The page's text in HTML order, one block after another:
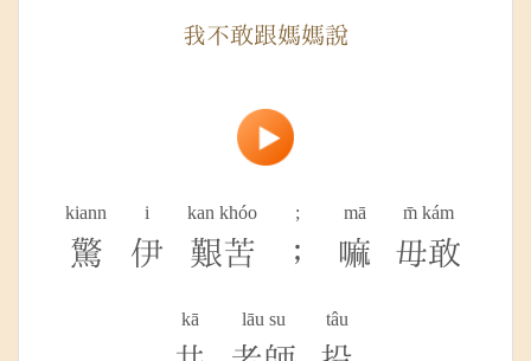
我不敢跟媽媽說
kiann
驚
i
伊
kan khóo
艱苦
;
；
mā
嘛
m̄ kám
毋敢
kā lāu su tâu